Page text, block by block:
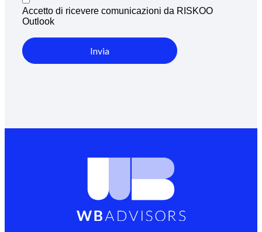
Accetto di ricevere comunicazioni da RISKOO
Outlook
Invia